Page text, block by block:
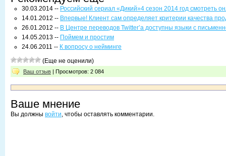
30.03.2014 -- Российский сериал «Дикий»4 сезон 2014 год смотреть
14.01.2012 -- Впервые! Клиент сам определяет критерии качества
26.01.2012 -- В Центре переводов Twitter’a доступны языки с
14.05.2013 -- Поймем и простим
24.06.2011 -- К вопросу о нейминге
(Еще не оценили)
Ваш отзыв | Просмотров: 2 084
Ваше мнение
Вы должны войти, чтобы оставлять комментарии.